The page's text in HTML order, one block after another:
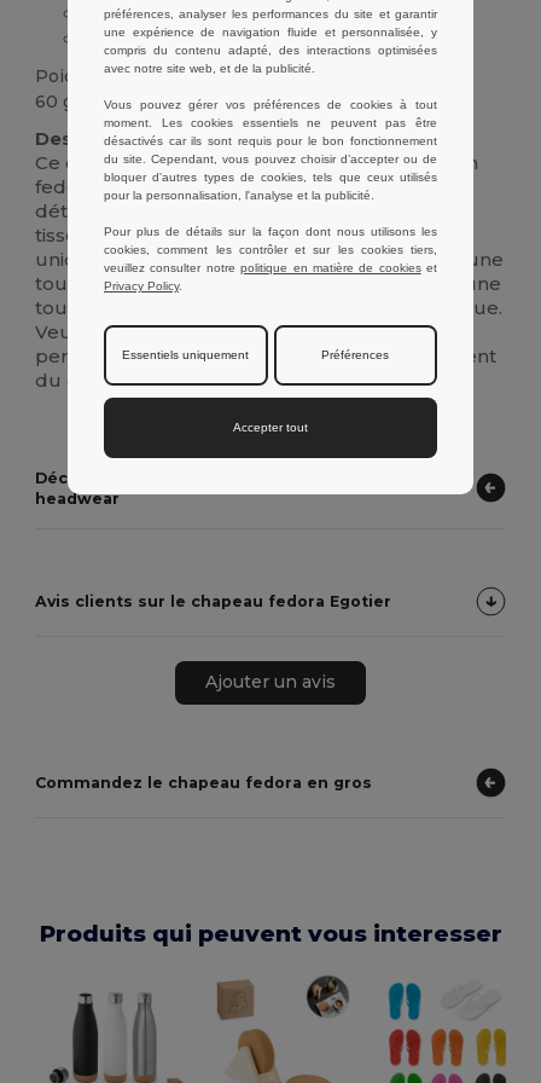
Rubanpolyester blanc détachable
Style Fedora
Poids
60 g.
Description :
Ce chapeau élégant en PP présente un design
fedora classique et comprend un ruban
détachable en
tissée donne au chapeau un aspect texturé
unique, tandis que le ruban gros grain ajoute une
touche de sophistication. Parfait pour ajouter une
touche de personnalité à n'importe quelle tenue.
Veuillez noter que pour les commandes sans
personnalisation, le ruban est fourni séparément
du chapeau.
Découvrez d’autres chapeaux en paille et
headwear
Avis clients sur le chapeau fedora Egotier
Ajouter un avis
Commandez le chapeau fedora en gros
Produits qui peuvent vous interesser
préférences, analyser les performances du site et garantir
une expérience de navigation fluide et personnalisée, y
compris du contenu adapté, des interactions optimisées
avec notre site web, et de la publicité.
Vous pouvez gérer vos préférences de cookies à tout
moment. Les cookies essentiels ne peuvent pas être
désactivés car ils sont requis pour le bon fonctionnement
du site. Cependant, vous pouvez choisir d’accepter ou de
bloquer d'autres types de cookies, tels que ceux utilisés
pour la personnalisation, l'analyse et la publicité.
Pour plus de détails sur la façon dont nous utilisons les
cookies, comment les contrôler et sur les cookies tiers,
veuillez consulter notrepolitique en matière de cookieset
Privacy Policy.
Essentiels uniquement Préférences
Accepter tout